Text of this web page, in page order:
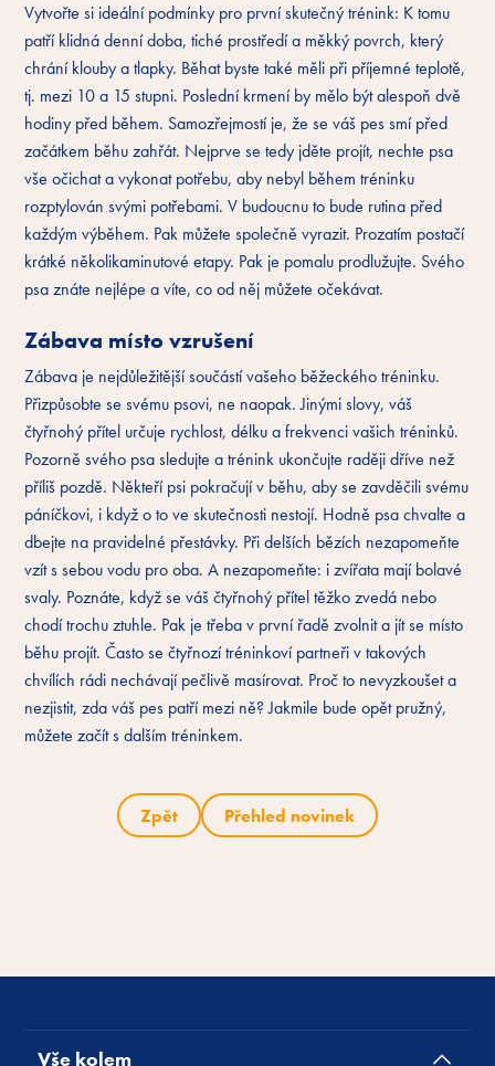
Vytvořte si ideální podmínky pro první skutečný trénink: K tomu
patří klidná denní doba, tiché prostředí a měkký povrch, který
chrání klouby a tlapky. Běhat byste také měli při příjemné teplotě,
tj. mezi 10 a 15 stupni. Poslední krmení by mělo být alespoň dvě
hodiny před během. Samozřejmostí je, že se váš pes smí před
začátkem běhu zahřát. Nejprve se tedy jděte projít, nechte psa
vše očichat a vykonat potřebu, aby nebyl během tréninku
rozptylován svými potřebami. V budoucnu to bude rutina před
každým výběhem. Pak můžete společně vyrazit. Prozatím postačí
krátké několikaminutové etapy. Pak je pomalu prodlužujte. Svého
psa znáte nejlépe a víte, co od něj můžete očekávat.
Zábava místo vzrušení
Zábava je nejdůležitější součástí vašeho běžeckého tréninku.
Přizpůsobte se svému psovi, ne naopak. Jinými slovy, váš
čtyřnohý přítel určuje rychlost, délku a frekvenci vašich tréninků.
Pozorně svého psa sledujte a trénink ukončujte raději dříve než
příliš pozdě. Někteří psi pokračují v běhu, aby se zavděčili svému
páníčkovi, i když o to ve skutečnosti nestojí. Hodně psa chvalte a
dbejte na pravidelné přestávky. Při delších bězích nezapomeňte
vzít s sebou vodu pro oba. A nezapomeňte: i zvířata mají bolavé
svaly. Poznáte, když se váš čtyřnohý přítel těžko zvedá nebo
chodí trochu ztuhle. Pak je třeba v první řadě zvolnit a jít se místo
běhu projít. Často se čtyřnozí tréninkoví partneři v takových
chvílích rádi nechávají pečlivě masírovat. Proč to nevyzkoušet a
nezjistit, zda váš pes patří mezi ně? Jakmile bude opět pružný,
můžete začít s dalším tréninkem.
Zpět Přehled novinek
Vše kolem